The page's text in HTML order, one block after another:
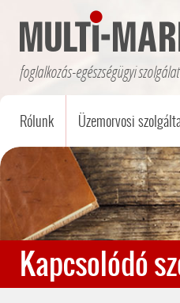
foglalkozás-egészségügyi szolgálat
Rólunk Üzemorvosi
Kapcsolódó